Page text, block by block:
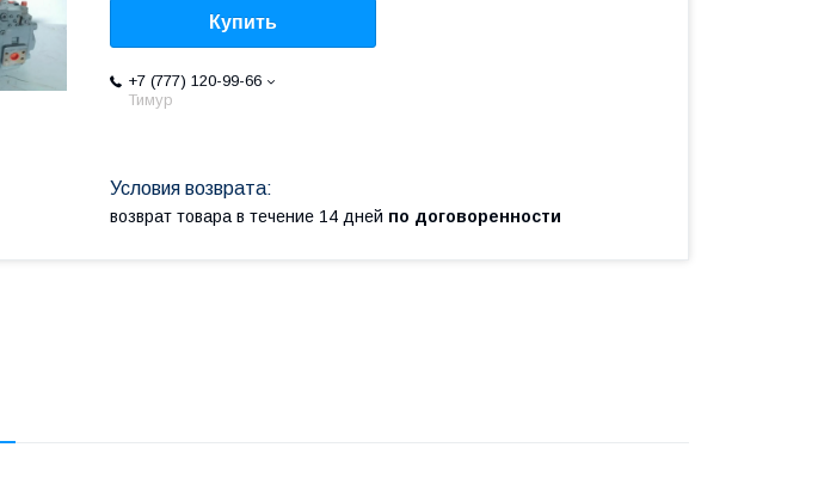
Купить
+7 (777) 120-99-66
Тимур
возврат товара в течение 14 дней по договоренности